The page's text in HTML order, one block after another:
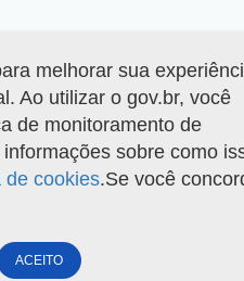
melhorar sua
Ao utilizar o gov.br, você
de monitoramento de
sobre como
de cookies.Se você
ACEITO